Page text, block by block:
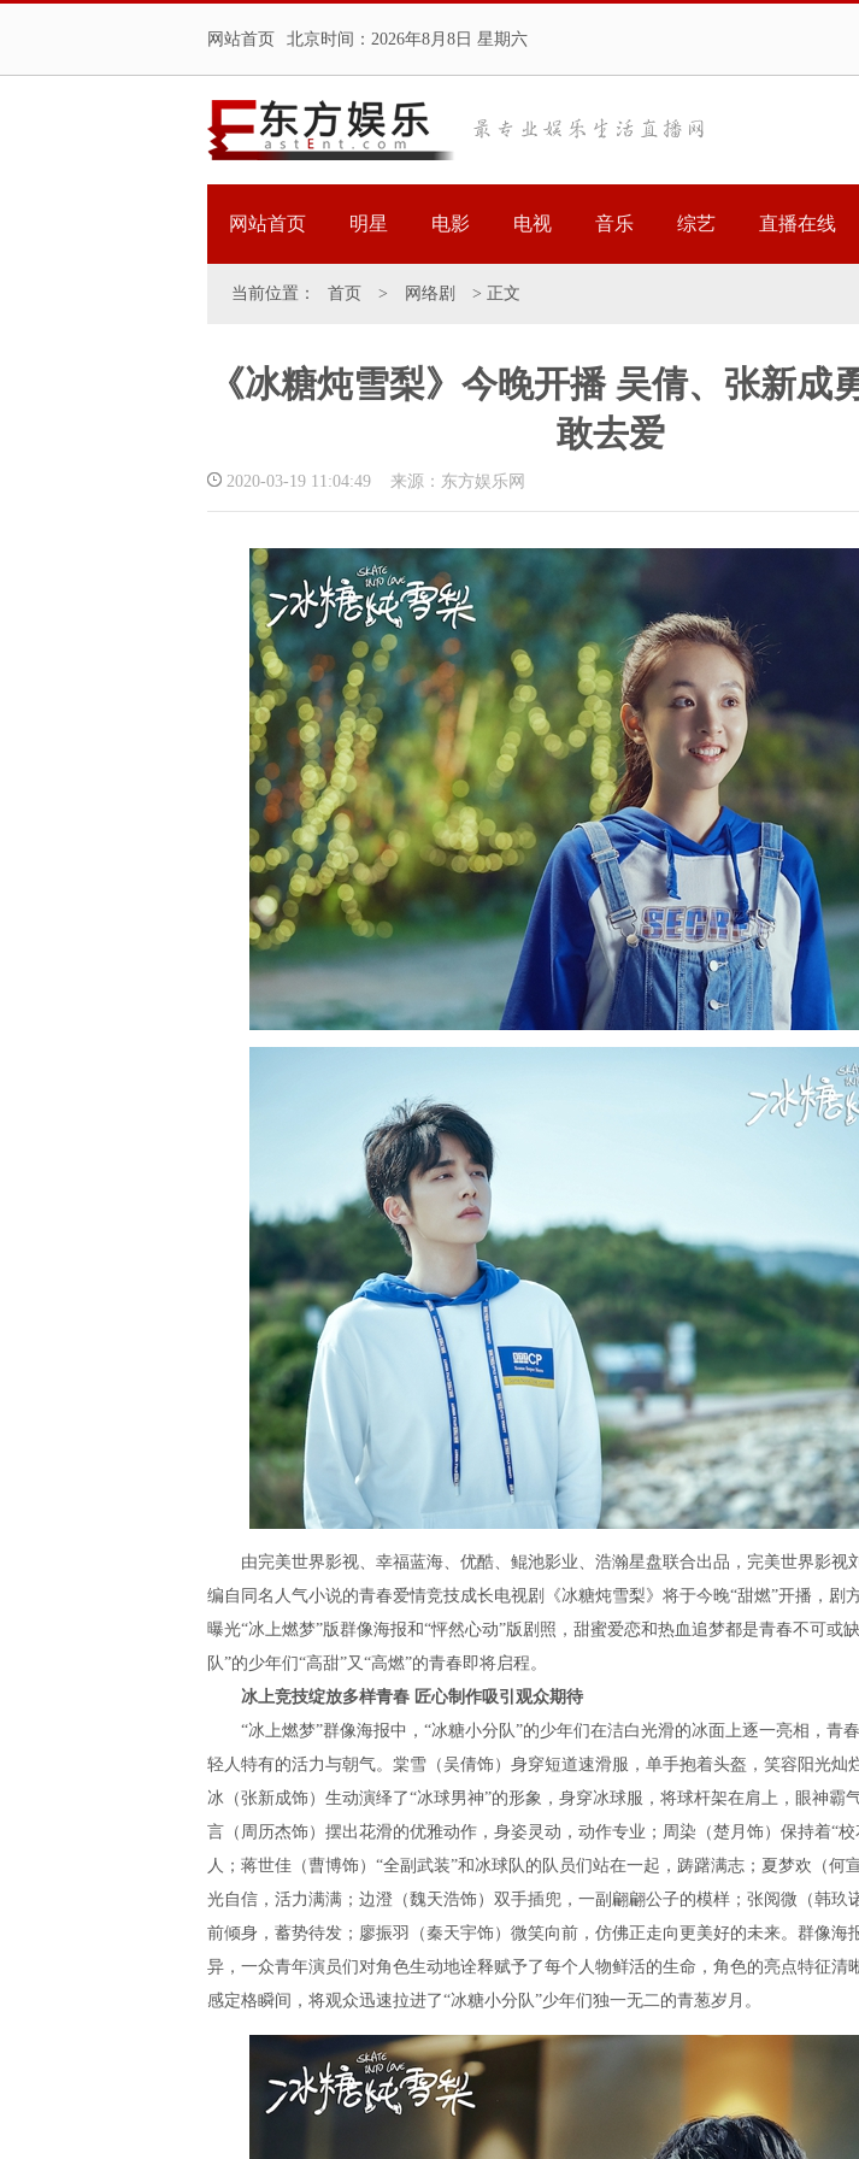
网站首页 北京时间： 2026年8月8日 星期六
网站首页 明星 电影 电视 音乐 综艺 直播在线
当前位置： 首页 > 网络剧 > 正文
《冰糖炖雪梨》今晚开播 吴倩、张新成
敢去爱
2020-03-19 11:04:49 来源：东方娱乐网
由完美世界影视、幸福蓝海、优酷、鲲池影业、浩瀚星盘联合出品，完美世界影视
编自同名人气小说的青春爱情竞技成长电视剧《冰糖炖雪梨》将于今晚“甜燃”开播，剧
曝光“冰上燃梦”版群像海报和“怦然心动”版剧照，甜蜜爱恋和热血追梦都是青春不可或
队”的少年们“高甜”又“高燃”的青春即将启程。
冰上竞技绽放多样青春 匠心制作吸引观众期待
“冰上燃梦”群像海报中，“冰糖小分队”的少年们在洁白光滑的冰面上逐一亮相，青
轻人特有的活力与朝气。棠雪（吴倩饰）身穿短道速滑服，单手抱着头盔，笑容阳光灿
冰（张新成饰）生动演绎了“冰球男神”的形象，身穿冰球服，将球杆架在肩上，眼神霸
言（周历杰饰）摆出花滑的优雅动作，身姿灵动，动作专业；周染（楚月饰）保持着“
人；蒋世佳（曹博饰）“全副武装”和冰球队的队员们站在一起，踌躇满志；夏梦欢（何
光自信，活力满满；边澄（魏天浩饰）双手插兜，一副翩翩公子的模样；张阅微（韩玖
前倾身，蓄势待发；廖振羽（秦天宇饰）微笑向前，仿佛正走向更美好的未来。群像海
异，一众青年演员们对角色生动地诠释赋予了每个人物鲜活的生命，角色的亮点特征清
感定格瞬间，将观众迅速拉进了“冰糖小分队”少年们独一无二的青葱岁月。